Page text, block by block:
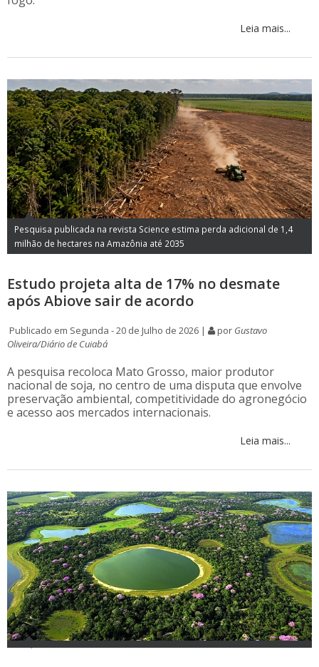
Leia mais...
Pesquisa publicada na revista Science estima perda adicional de 1,4
milhão de hectares na Amazônia até 2035
Estudo projeta alta de 17% no desmate
após Abiove sair de acordo
Publicado em Segunda - 20 de Julho de 2026 | por Gustavo
Oliveira/Diário de Cuiabá
A pesquisa recoloca Mato Grosso, maior produtor
nacional de soja, no centro de uma disputa que envolve
preservação ambiental, competitividade do agronegócio
e acesso aos mercados internacionais.
Leia mais...